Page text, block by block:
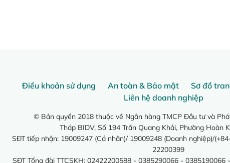
Điều khoản sử dụng An toàn & Bảo mật Sơ đồ
Liên hệ doanh nghiệp
© Bản quyền 2018 thuộc về Ngân hàng TMCP Đầu tư và
Tháp BIDV, Số 194 Trần Quang Khải, Phường Hoàn
SĐT tiếp nhận: 19009247 (Cá nhân)/ 19009248 (Doanh nghiệp)/
22200399
SĐT Tổng đài TTCSKH: 02422200588 - 0385290066 -